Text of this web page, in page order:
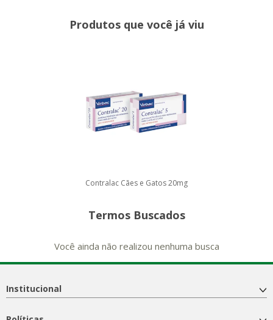
Produtos que você já viu
Contralac Cães e Gatos 20mg
Termos Buscados
Você ainda não realizou nenhuma busca
Institucional